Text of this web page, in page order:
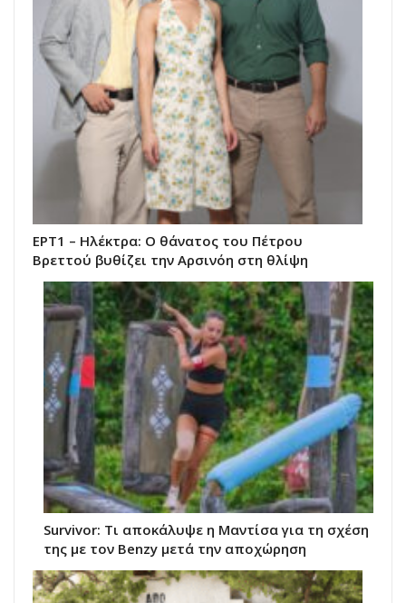
ΕΡΤ1 – Ηλέκτρα: Ο θάνατος του Πέτρου
Βρεττού βυθίζει την Αρσινόη στη θλίψη
Survivor: Τι αποκάλυψε η Μαντίσα για τη σχέση
της με τον Benzy μετά την αποχώρηση